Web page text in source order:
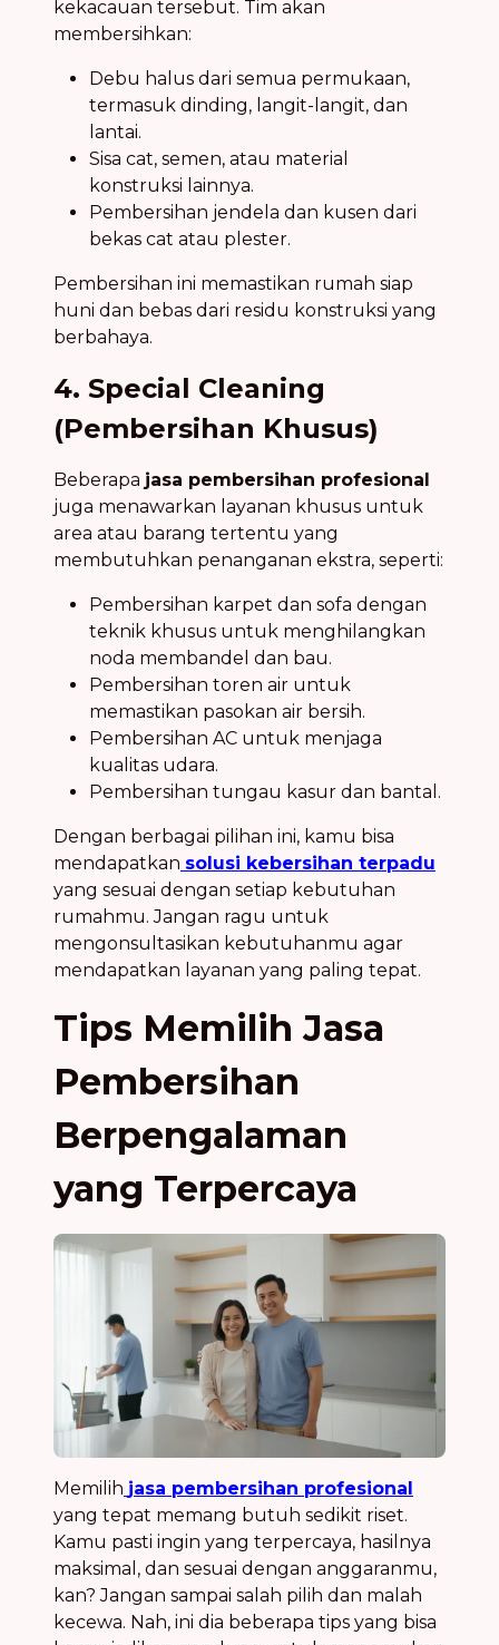
kekacauan tersebut. Tim akan
membersihkan:
Debu halus dari semua permukaan,
termasuk dinding, langit-langit, dan
lantai.
Sisa cat, semen, atau material
konstruksi lainnya.
Pembersihan jendela dan kusen dari
bekas cat atau plester.
Pembersihan ini memastikan rumah siap
huni dan bebas dari residu konstruksi yang
berbahaya.
4. Special Cleaning
(Pembersihan Khusus)
Beberapa jasa pembersihan profesional
juga menawarkan layanan khusus untuk
area atau barang tertentu yang
membutuhkan penanganan ekstra, seperti:
Pembersihan karpet dan sofa dengan
teknik khusus untuk menghilangkan
noda membandel dan bau.
Pembersihan toren air untuk
memastikan pasokan air bersih.
Pembersihan AC untuk menjaga
kualitas udara.
Pembersihan tungau kasur dan bantal.
Dengan berbagai pilihan ini, kamu bisa
mendapatkan solusi kebersihan terpadu
yang sesuai dengan setiap kebutuhan
rumahmu. Jangan ragu untuk
mengonsultasikan kebutuhanmu agar
mendapatkan layanan yang paling tepat.
Tips Memilih Jasa
Pembersihan
Berpengalaman
yang Terpercaya
Memilih jasa pembersihan profesional
yang tepat memang butuh sedikit riset.
Kamu pasti ingin yang terpercaya, hasilnya
maksimal, dan sesuai dengan anggaranmu,
kan? Jangan sampai salah pilih dan malah
kecewa. Nah, ini dia beberapa tips yang bisa